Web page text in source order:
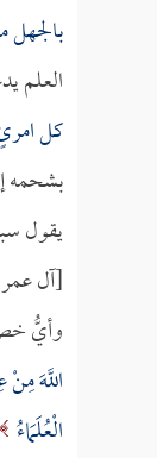
بالجهل
العلم
كل
بشحمه
يقول
[آل عمران:18]
وأيُّ
اللَّهَ مِنْ
الْعُلَمَاءُ